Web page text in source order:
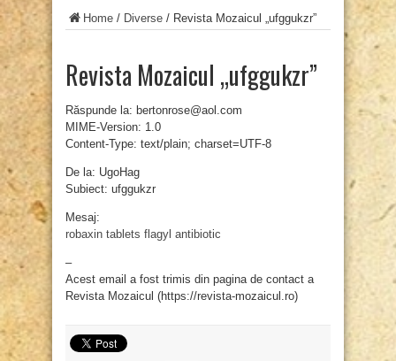
Home / Diverse / Revista Mozaicul „ufggukzr”
Revista Mozaicul „ufggukzr”
Răspunde la: bertonrose@aol.com
MIME-Version: 1.0
Content-Type: text/plain; charset=UTF-8
De la: UgoHag
Subiect: ufggukzr
Mesaj:
robaxin tablets flagyl antibiotic
–
Acest email a fost trimis din pagina de contact a
Revista Mozaicul (https://revista-mozaicul.ro)